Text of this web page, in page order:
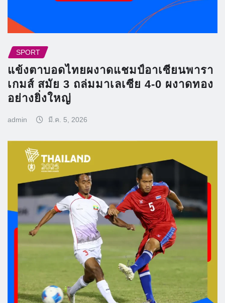
SPORT
แข้งตาบอดไทยผงาดแชมป์อาเซียนพารา
เกมส์ สมัย 3 ถล่มมาเลเซีย 4-0 ผงาดทอง
อย่างยิ่งใหญ่
admin มี.ค. 5, 2026